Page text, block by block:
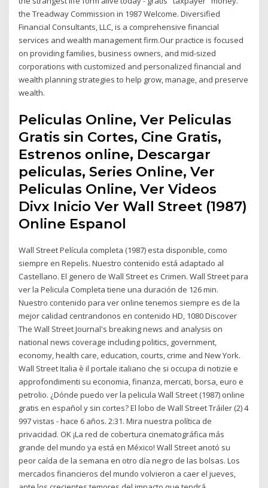
the Treadway Commission in 1987 Welcome. Diversified
Financial Consultants, LLC, is a comprehensive financial
services and wealth management firm.Our practice is focused
on providing families, business owners, and mid-sized
corporations with customized and personalized financial and
wealth planning strategies to help grow, manage, and preserve
wealth.
Peliculas Online, Ver Peliculas
Gratis sin Cortes, Cine Gratis,
Estrenos online, Descargar
peliculas, Series Online, Ver
Peliculas Online, Ver Videos
Divx Inicio Ver Wall Street (1987)
Online Espanol
Wall Street Película completa (1987) esta disponible, como
siempre en Repelis. Nuestro contenido está adaptado al
Castellano. El genero de Wall Street es Crimen. Wall Street para
ver la Pelicula Completa tiene una duración de 126 min.
Nuestro contenido para ver online tenemos siempre es de la
mejor calidad centrandonos en contenido HD, 1080 Discover
The Wall Street Journal's breaking news and analysis on
national news coverage including politics, government,
economy, health care, education, courts, crime and New York.
Wall Street Italia è il portale italiano che si occupa di notizie e
approfondimenti su economia, finanza, mercati, borsa, euro e
petrolio. ¿Dónde puedo ver la pelicula Wall Street (1987) online
gratis en español y sin cortes? El lobo de Wall Street Tráiler (2) 4
997 vistas - hace 6 años. 2:31. Mira nuestra política de
privacidad. OK ¡La red de cobertura cinematográfica más
grande del mundo ya está en México! Wall Street anotó su
peor caída de la semana en otro día negro de las bolsas. Los
mercados financieros del mundo volvieron a caer el jueves,